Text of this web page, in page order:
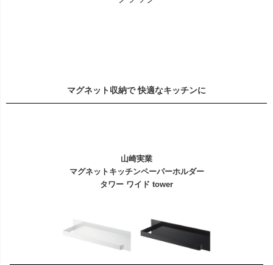
マグネット収納で 快適なキッチンに
山崎実業
マグネットキッチンペーパーホルダー
タワー ワイド tower